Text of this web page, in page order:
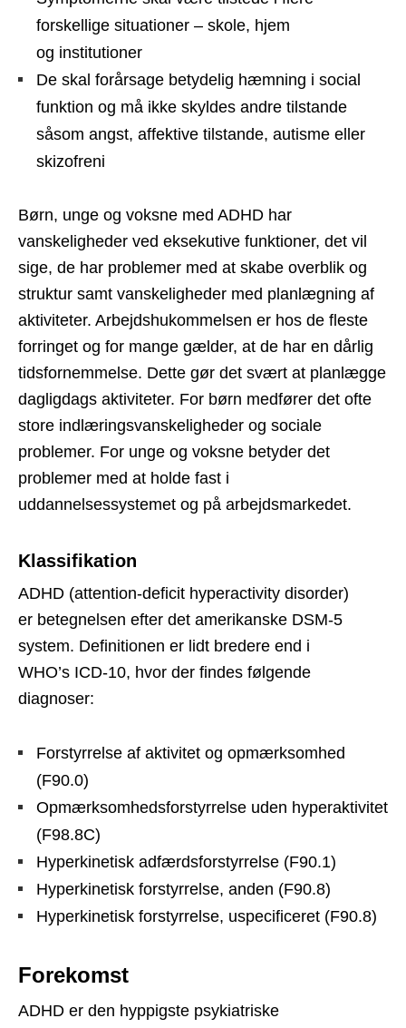
forskellige situationer – skole, hjem
og institutioner
De skal forårsage betydelig hæmning i social
funktion og må ikke skyldes andre tilstande
såsom angst, affektive tilstande, autisme eller
skizofreni
Børn, unge og voksne med ADHD har
vanskeligheder ved eksekutive funktioner, det vil
sige, de har problemer med at skabe overblik og
struktur samt vanskeligheder med planlægning af
aktiviteter. Arbejdshukommelsen er hos de fleste
forringet og for mange gælder, at de har en dårlig
tidsfornemmelse. Dette gør det svært at planlægge
dagligdags aktiviteter. For børn medfører det ofte
store indlæringsvanskeligheder og sociale
problemer. For unge og voksne betyder det
problemer med at holde fast i
uddannelsessystemet og på arbejdsmarkedet.
Klassifikation
ADHD (attention-deficit hyperactivity disorder)
er betegnelsen efter det amerikanske DSM-5
system. Definitionen er lidt bredere end i
WHO’s ICD-10, hvor der findes følgende
diagnoser:
Forstyrrelse af aktivitet og opmærksomhed
(F90.0)
Opmærksomhedsforstyrrelse uden hyperaktivitet
(F98.8C)
Hyperkinetisk adfærdsforstyrrelse (F90.1)
Hyperkinetisk forstyrrelse, anden (F90.8)
Hyperkinetisk forstyrrelse, uspecificeret (F90.8)
Forekomst
ADHD er den hyppigste psykiatriske